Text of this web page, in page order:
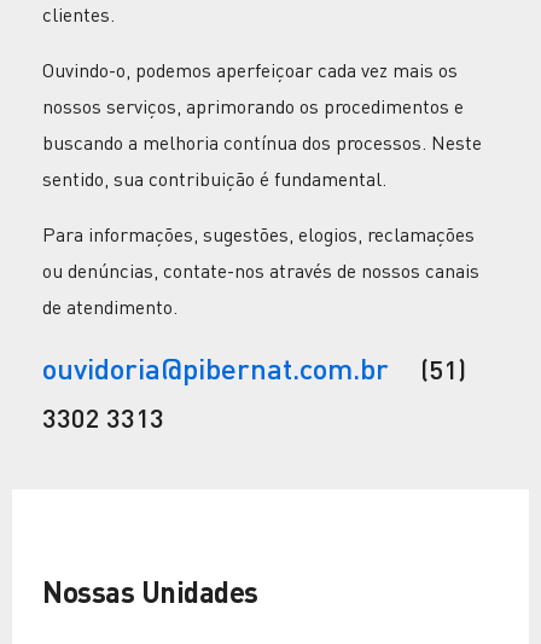
clientes.
Ouvindo-o, podemos aperfeiçoar cada vez mais os
nossos serviços, aprimorando os procedimentos e
buscando a melhoria contínua dos processos. Neste
sentido, sua contribuição é fundamental.
Para informações, sugestões, elogios, reclamações
ou denúncias, contate-nos através de nossos canais
de atendimento.
ouvidoria@pibernat.com.br
(51)
3302 3313
Nossas Unidades